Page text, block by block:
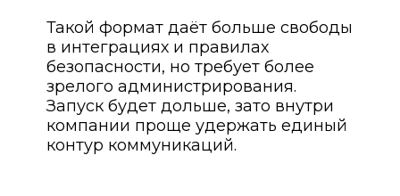
Такой формат даёт больше свободы
в интеграциях и правилах
безопасности, но требует более
зрелого администрирования.
Запуск будет дольше, зато внутри
компании проще удержать единый
контур коммуникаций.